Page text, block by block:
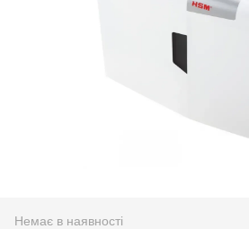
Немає в наявності